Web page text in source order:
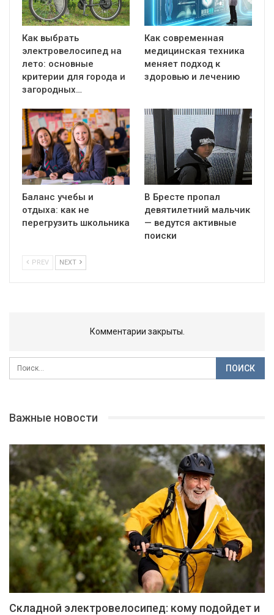
Как выбрать
электровелосипед на
лето: основные
критерии для города и
загородных…
Как современная
медицинская техника
меняет подход к
здоровью и лечению
Баланс учебы и
отдыха: как не
перегрузить школьника
В Бресте пропал
девятилетний мальчик
— ведутся активные
поиски
PREV NEXT
Комментарии закрыты.
Важные новости
Складной электровелосипед: кому подойдет и